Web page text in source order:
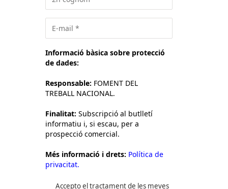
Informació bàsica sobre protecció
de dades:
Responsable: FOMENT DEL
TREBALL NACIONAL.
Finalitat: Subscripció al butlletí
informatiu i, si escau, per a
prospecció comercial.
Més informació i drets: Política de
privacitat.
Accepto el tractament de les meves